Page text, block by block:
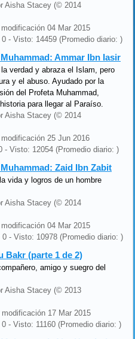
Aisha Stacey (© 2014
04 Mar 2015
- Visto: 14459 (Promedio diario: )
Ammar Ibn Iasir
verdad y abraza el Islam, pero
y el abuso. Ayudado por la
del Profeta Muhammad,
para llegar al Paraíso.
Aisha Stacey (© 2014
25 Jun 2016
- Visto: 12054 (Promedio diario: )
Zaid Ibn Zabit
vida y logros de un hombre
Aisha Stacey (© 2014
04 Mar 2015
- Visto: 10978 (Promedio diario: )
Bakr (parte 1 de 2)
amigo y suegro del
Aisha Stacey (© 2013
17 Mar 2015
- Visto: 11160 (Promedio diario: )